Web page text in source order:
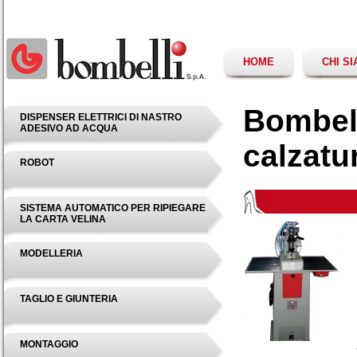
HOME CHI
DISPENSER ELETTRICI DI NASTRO
ADESIVO AD ACQUA
ROBOT
SISTEMA AUTOMATICO PER RIPIEGARE
LA CARTA VELINA
MODELLERIA
TAGLIO E GIUNTERIA
MONTAGGIO